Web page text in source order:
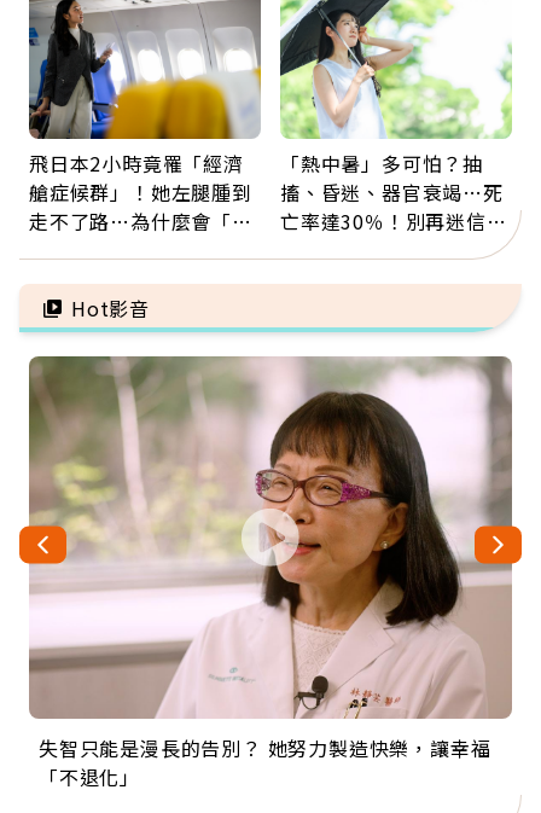
飛日本2小時竟罹「經濟
艙症候群」！她左腿腫到
走不了路…為什麼會「靜
注意
「熱中暑」多可怕？抽
搐、昏迷、器官衰竭…死
亡率達30％！別再迷信
「擦酒精、吃退燒藥」，
5招才能真救命
Hot影音
失智只能是漫長的告別？ 她努力製造快樂，讓幸福
「不退化」
來自剛果的巧克力神父 為台灣奉獻36年 「台灣是我
的家，我連作夢都講台語！」
63歲卸矽谷副總、搬回台灣找快樂！「蛋黃哥小
丑」走進安養院，逗樂上萬爺奶：退休後才開始真
104歲打破金氏世界紀錄 成為全球最年長羽球選
手，分享長壽的秘密原來是「這個」
事業巔峰他選擇追夢…黑手阿伯拉小提琴還登上小
巨蛋！連CNN都大讚！